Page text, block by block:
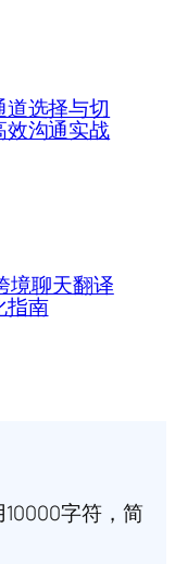
选择与切
沟通实战
境聊天翻译
指南
字符，简